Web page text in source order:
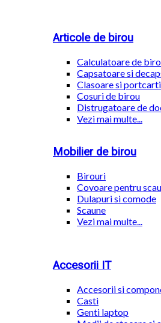
Articole de birou
Calculatoare de
Capsatoare si
Clasoare si
Cosuri de birou
Distrugatoare de
Vezi mai multe...
Mobilier de birou
Birouri
Covoare pentru
Dulapuri si comode
Scaune
Vezi mai multe...
Accesorii IT
Accesorii si
Casti
Genti laptop